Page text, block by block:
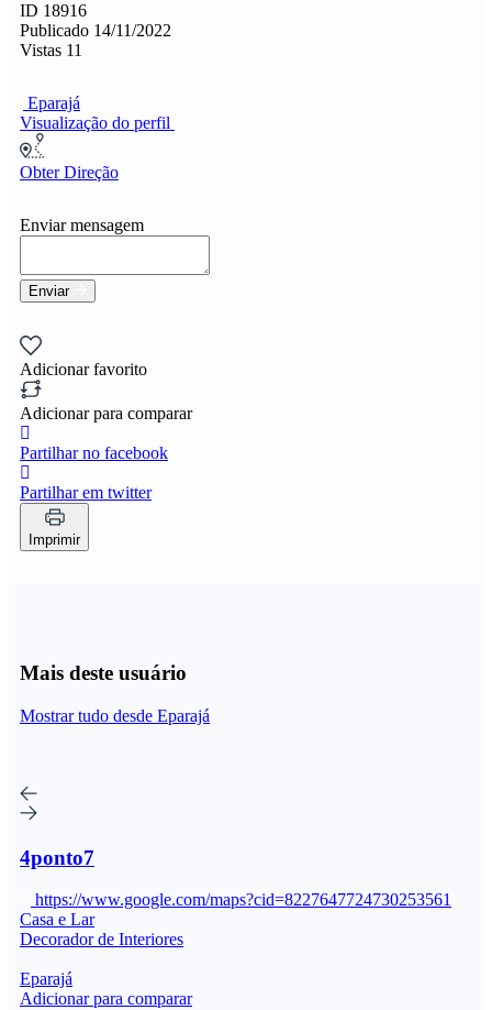
ID 18916
Publicado 14/11/2022
Vistas 11
Eparajá
Visualização do perfil
Obter Direção
Enviar mensagem
Enviar
Adicionar favorito
Adicionar para comparar
Partilhar no facebook
Partilhar em twitter
Imprimir
Mais deste usuário
Mostrar tudo desde Eparajá
4ponto7
https://www.google.com/maps?cid=8227647724730253561
Casa e Lar
Decorador de Interiores
Eparajá
Adicionar para comparar